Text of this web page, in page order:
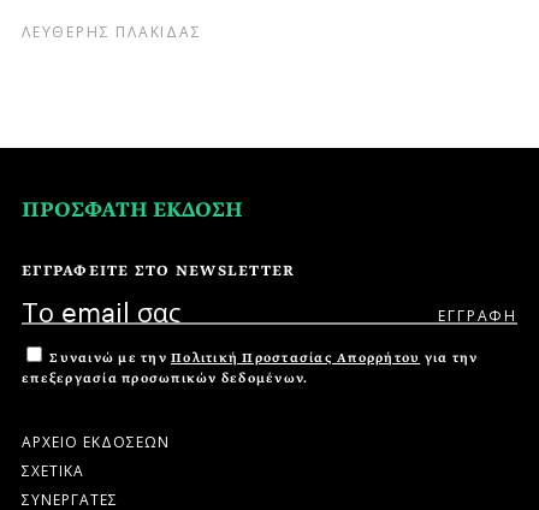
ΛΕΥΘΕΡΗΣ ΠΛΑΚΙΔΑΣ
ΠΡΟΣΦΑΤΗ ΕΚΔΟΣΗ
ΕΓΓΡΑΦΕΙΤΕ ΣΤΟ NEWSLETTER
Συναινώ με την Πολιτική Προστασίας Απορρήτου για την
επεξεργασία προσωπικών δεδομένων.
ΑΡΧΕΙΟ ΕΚΔΟΣΕΩΝ
ΣΧΕΤΙΚΑ
ΣΥΝΕΡΓΑΤΕΣ